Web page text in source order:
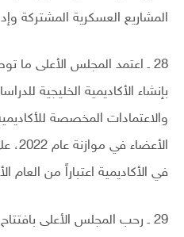
المشاريع العسكرية المشتركة
28 ـ اعتمد المجلس الأعلى ما
بإنشاء الأكاديمية الخليجية
والاعتمادات المخصصة
في الأكاديمية اعتباراً من العام الأكاديمي
29 ـ رحب المجلس الأعلى